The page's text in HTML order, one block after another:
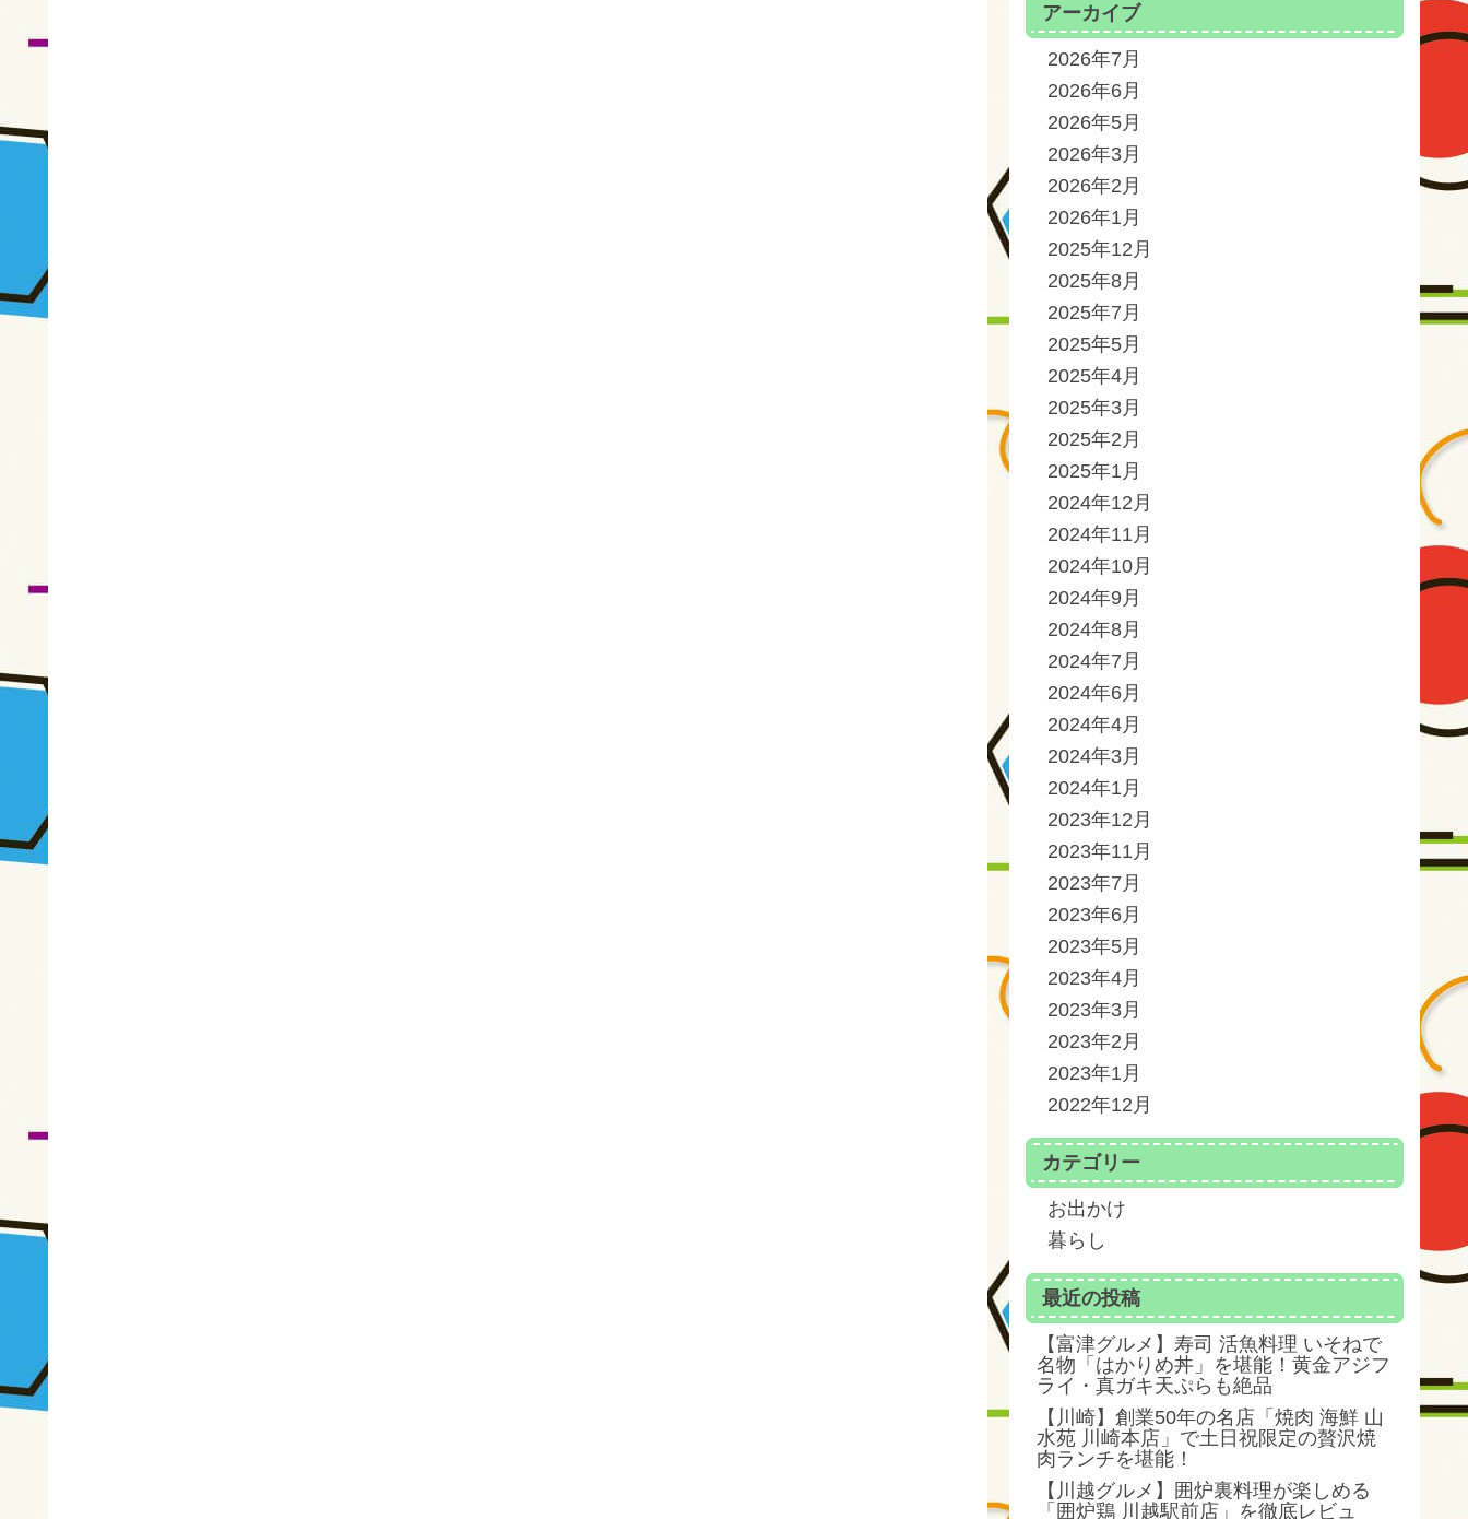
アーカイブ
2026年7月
2026年6月
2026年5月
2026年3月
2026年2月
2026年1月
2025年12月
2025年8月
2025年7月
2025年5月
2025年4月
2025年3月
2025年2月
2025年1月
2024年12月
2024年11月
2024年10月
2024年9月
2024年8月
2024年7月
2024年6月
2024年4月
2024年3月
2024年1月
2023年12月
2023年11月
2023年7月
2023年6月
2023年5月
2023年4月
2023年3月
2023年2月
2023年1月
2022年12月
カテゴリー
お出かけ
暮らし
最近の投稿
【富津グルメ】寿司 活魚料理 いそねで
名物「はかりめ丼」を堪能！黄金アジフ
ライ・真ガキ天ぷらも絶品
【川崎】創業50年の名店「焼肉 海鮮 山
水苑 川崎本店」で土日祝限定の贅沢焼
肉ランチを堪能！
【川越グルメ】囲炉裏料理が楽しめる
「囲炉鶏 川越駅前店」を徹底レビュ